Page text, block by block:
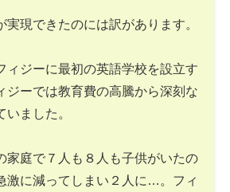
実現できたのには訳があります。
ィジーに最初の英語学校を設立す
ジーでは教育費の高騰から深刻な
ました。
家庭で７人も８人も子供がいたの
激に減ってしまい２人に…。フィ